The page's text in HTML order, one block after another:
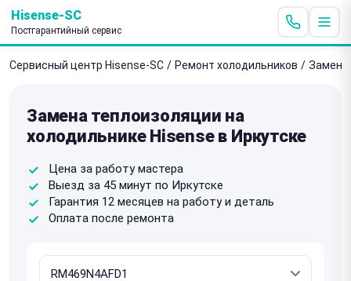
Hisense-SC
Постгарантийный сервис
Сервисный центр Hisense-SC / Ремонт холодильников / Замена
Замена теплоизоляции на
холодильнике Hisense в Иркутске
Цена за работу мастера
Выезд за 45 минут по Иркутске
Гарантия 12 месяцев на работу и деталь
Оплата после ремонта